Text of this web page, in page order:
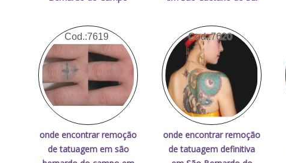
Cod.:7619
onde encontrar remoção
de tatuagem em são
Cod.:7620
onde encontrar remoção
de tatuagem definitiva